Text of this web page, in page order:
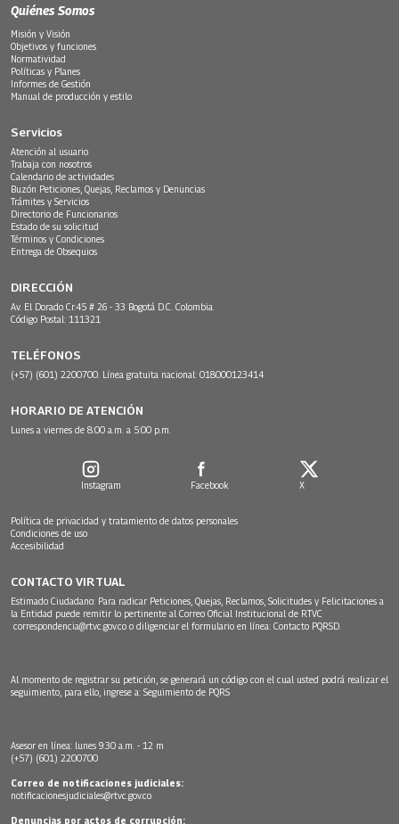
Quiénes Somos
Misión y Visión
Objetivos y funciones
Normatividad
Políticas y Planes
Informes de Gestión
Manual de producción y estilo
Servicios
Atención al usuario
Trabaja con nosotros
Calendario de actividades
Buzón Peticiones, Quejas, Reclamos y Denuncias
Trámites y Servicios
Directorio de Funcionarios
Estado de su solicitud
Términos y Condiciones
Entrega de Obsequios
DIRECCIÓN
Av. El Dorado Cr.45 # 26 - 33 Bogotá D.C. Colombia.
Código Postal: 111321
TELÉFONOS
(+57) (601) 2200700. Línea gratuita nacional: 018000123414
HORARIO DE ATENCIÓN
Lunes a viernes de 8:00 a.m. a 5:00 p.m.
Instagram Facebook X
Política de privacidad y tratamiento de datos personales
Condiciones de uso
Accesibilidad
CONTACTO VIRTUAL
Estimado Ciudadano: Para radicar Peticiones, Quejas, Reclamos, Solicitudes y Felicitaciones a
la Entidad puede remitir lo pertinente al Correo Oficial Institucional de RTVC
correspondencia@rtvc.gov.co o diligenciar el formulario en línea: Contacto PQRSD.
Al momento de registrar su petición, se generará un código con el cual usted podrá realizar el
seguimiento, para ello, ingrese a: Seguimiento de PQRS
Asesor en línea: lunes 9:30 a.m. - 12 m
(+57) (601) 2200700
Correo de notificaciones judiciales:
notificacionesjudiciales@rtvc.gov.co
Denuncias por actos de corrupción: